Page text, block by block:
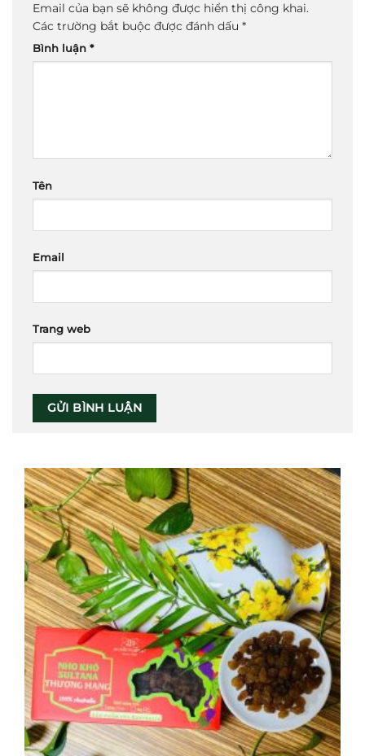
Email của bạn sẽ không được hiển thị công khai.
Các trường bắt buộc được đánh dấu *
Bình luận *
Tên
Email
Trang web